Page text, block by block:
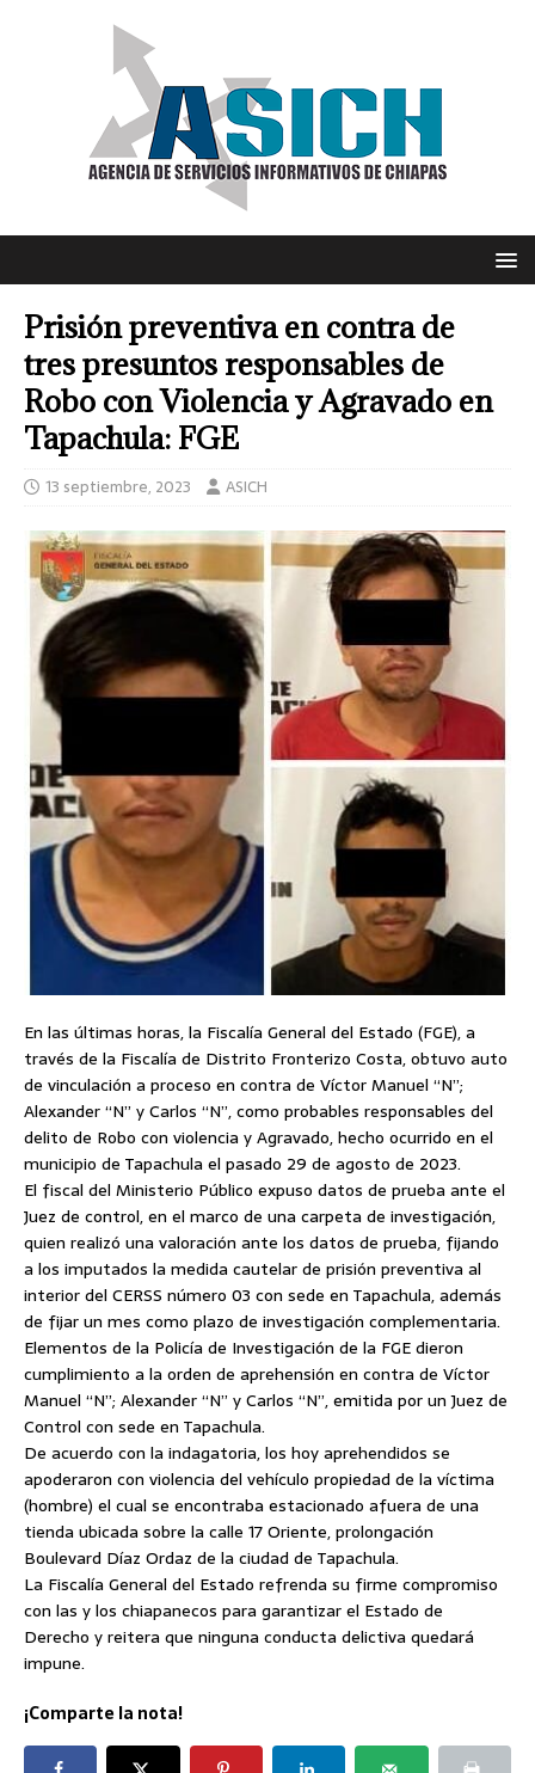
Prisión preventiva en contra de
tres presuntos responsables de
Robo con Violencia y Agravado en
Tapachula: FGE
13 septiembre, 2023 ASICH
En las últimas horas, la Fiscalía General del Estado (FGE), a
través de la Fiscalía de Distrito Fronterizo Costa, obtuvo auto
de vinculación a proceso en contra de Víctor Manuel “N”;
Alexander “N” y Carlos “N”, como probables responsables del
delito de Robo con violencia y Agravado, hecho ocurrido en el
municipio de Tapachula el pasado 29 de agosto de 2023.
El fiscal del Ministerio Público expuso datos de prueba ante el
Juez de control, en el marco de una carpeta de investigación,
quien realizó una valoración ante los datos de prueba, fijando
a los imputados la medida cautelar de prisión preventiva al
interior del CERSS número 03 con sede en Tapachula, además
de fijar un mes como plazo de investigación complementaria.
Elementos de la Policía de Investigación de la FGE dieron
cumplimiento a la orden de aprehensión en contra de Víctor
Manuel “N”; Alexander “N” y Carlos “N”, emitida por un Juez de
Control con sede en Tapachula.
De acuerdo con la indagatoria, los hoy aprehendidos se
apoderaron con violencia del vehículo propiedad de la víctima
(hombre) el cual se encontraba estacionado afuera de una
tienda ubicada sobre la calle 17 Oriente, prolongación
Boulevard Díaz Ordaz de la ciudad de Tapachula.
La Fiscalía General del Estado refrenda su firme compromiso
con las y los chiapanecos para garantizar el Estado de
Derecho y reitera que ninguna conducta delictiva quedará
impune.
¡Comparte la nota!